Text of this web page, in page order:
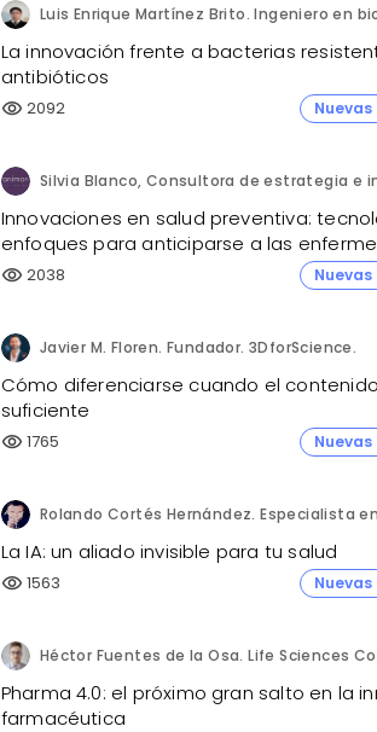
La innovación frente a bacterias
antibióticos
visibility 2092
Innovaciones en salud preventiva:
enfoques para anticiparse a las
visibility 2038
Javier M. Floren. Fundador. 3DforScience.
Cómo diferenciarse cuando el
suficiente
visibility 1765
La IA: un aliado invisible para tu salud
visibility 1563
Pharma 4.0: el próximo gran salto en la
farmacéutica